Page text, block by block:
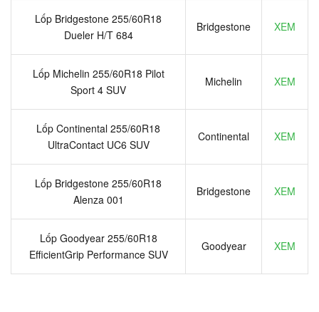
Lốp Bridgestone 255/60R18
Dueler H/T 684
Bridgestone XEM
Lốp Michelin 255/60R18 Pilot
Sport 4 SUV
Michelin XEM
Lốp Continental 255/60R18
UltraContact UC6 SUV
Continental XEM
Lốp Bridgestone 255/60R18
Alenza 001
Bridgestone XEM
Lốp Goodyear 255/60R18
EfficientGrip Performance SUV
Goodyear XEM